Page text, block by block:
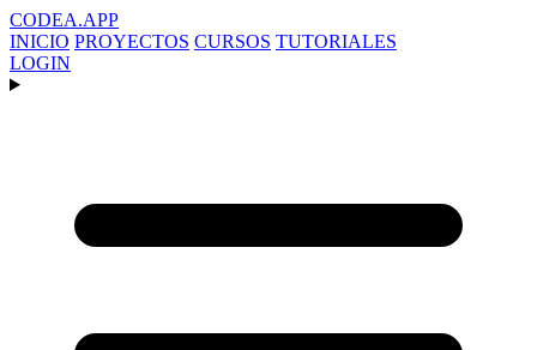
CODEA.APP
INICIO PROYECTOS CURSOS TUTORIALES
LOGIN